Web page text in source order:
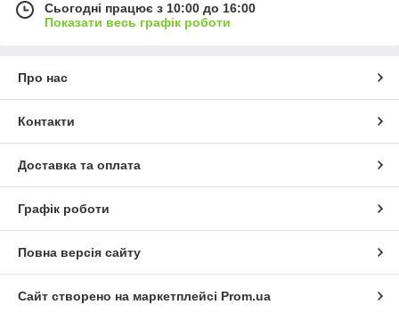
Сьогодні працює з 10:00 до 16:00
Показати весь графік роботи
Про нас
Контакти
Доставка та оплата
Графік роботи
Повна версія сайту
Сайт створено на маркетплейсі Prom.ua